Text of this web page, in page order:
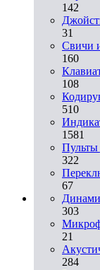
142
31
Свичи
160
108
510
1581
Пульты
322
67
303
21
284